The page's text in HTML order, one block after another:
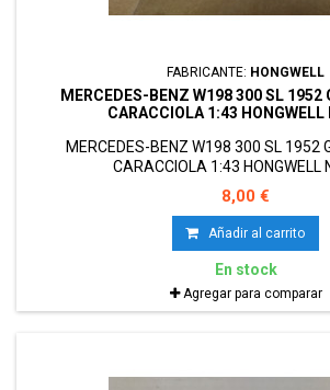
FABRICANTE: HONGWELL
MERCEDES-BENZ W198 300 SL 1952
CARACCIOLA 1:43 HONGWELL
MERCEDES-BENZ W198 300 SL 1952
CARACCIOLA 1:43 HONGWELL
8,00 €
Añadir al carrito
En stock
Agregar para comparar